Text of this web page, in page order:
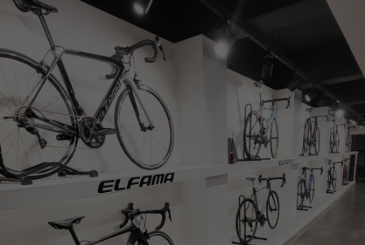
페이코 ID로